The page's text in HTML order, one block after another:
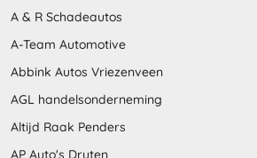
A & R Schadeautos
A-Team Automotive
Abbink Autos Vriezenveen
AGL handelsonderneming
Altijd Raak Penders
AP Auto's Druten